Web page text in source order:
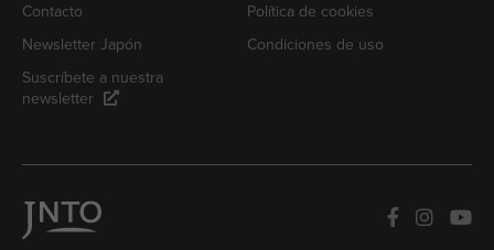
Contacto
Newsletter Japón
Suscríbete a nuestra
newsletter
Política de cookies
Condiciones de uso